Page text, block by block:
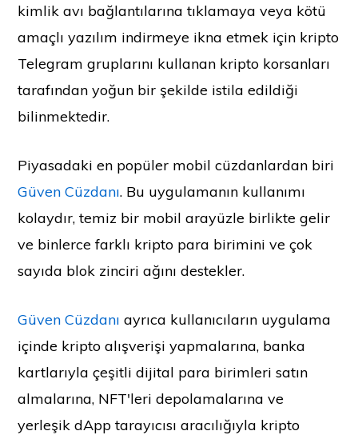
kimlik avı bağlantılarına tıklamaya veya kötü
amaçlı yazılım indirmeye ikna etmek için kripto
Telegram gruplarını kullanan kripto korsanları
tarafından yoğun bir şekilde istila edildiği
bilinmektedir.
Piyasadaki en popüler mobil cüzdanlardan biri
Güven Cüzdanı. Bu uygulamanın kullanımı
kolaydır, temiz bir mobil arayüzle birlikte gelir
ve binlerce farklı kripto para birimini ve çok
sayıda blok zinciri ağını destekler.
Güven Cüzdanı ayrıca kullanıcıların uygulama
içinde kripto alışverişi yapmalarına, banka
kartlarıyla çeşitli dijital para birimleri satın
almalarına, NFT'leri depolamalarına ve
yerleşik dApp tarayıcısı aracılığıyla kripto